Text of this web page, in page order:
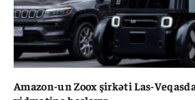
Amazon-un Zoox şirkəti Las-